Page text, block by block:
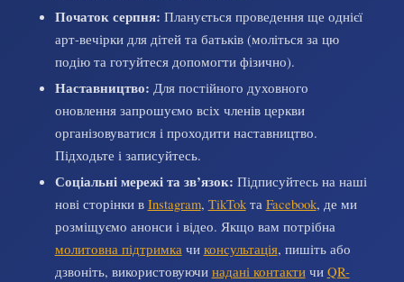
Початок серпня: Планується проведення ще однієї
арт-вечірки для дітей та батьків (моліться за цю
подію та готуйтеся допомогти фізично).
Наставництво: Для постійного духовного
оновлення запрошуємо всіх членів церкви
організовуватися і проходити наставництво.
Підходьте і записуйтесь.
Соціальні мережі та зв’язок: Підписуйтесь на наші
нові сторінки в Instagram, TikTokта Facebook, де ми
розміщуємо анонси і відео. Якщо вам потрібна
молитовна підтримкачи консультація, пишіть або
дзвоніть, використовуючи надані контактичи QR-